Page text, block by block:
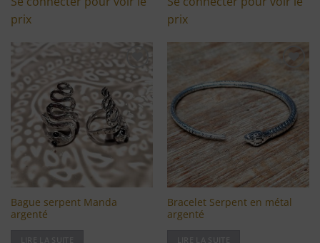
prix
prix
Ajouter
à ma
liste
d'envies
Bague serpent Manda
argenté
à ma
liste
d'envies
Bracelet Serpent en métal
argenté